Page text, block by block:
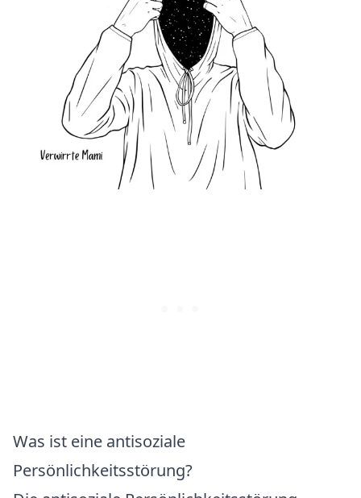
Was ist eine antisoziale
Persönlichkeitsstörung?